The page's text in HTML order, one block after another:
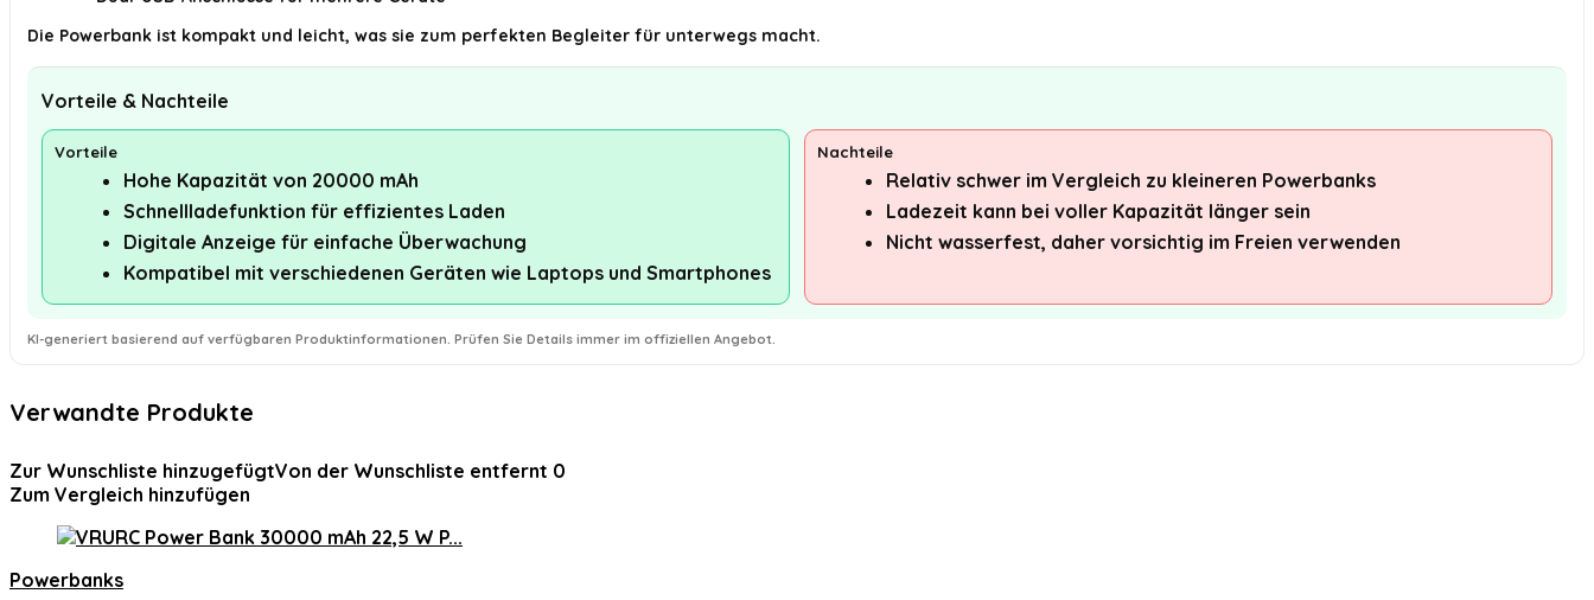
Die Powerbank ist kompakt und leicht, was sie zum perfekten Begleiter für unterwegs macht.
Vorteile & Nachteile
Vorteile
Hohe Kapazität von 20000 mAh
Schnellladefunktion für effizientes Laden
Digitale Anzeige für einfache Überwachung
Kompatibel mit verschiedenen Geräten wie Laptops und Smartphones
Nachteile
Relativ schwer im Vergleich zu kleineren Powerbanks
Ladezeit kann bei voller Kapazität länger sein
Nicht wasserfest, daher vorsichtig im Freien verwenden
KI-generiert basierend auf verfügbaren Produktinformationen. Prüfen Sie Details immer im offiziellen Angebot.
Verwandte Produkte
Zur Wunschliste hinzugefügtVon der Wunschliste entfernt 0
Zum Vergleich hinzufügen
Powerbanks